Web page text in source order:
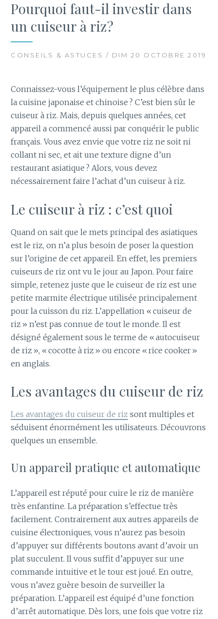
Pourquoi faut-il investir dans
un cuiseur à riz ?
CONSEILS & ASTUCES / DIM 20 OCTOBRE 2019
Connaissez-vous l’équipement le plus célèbre dans
la cuisine japonaise et chinoise ? C’est bien sûr le
cuiseur à riz. Mais, depuis quelques années, cet
appareil a commencé aussi par conquérir le public
français. Vous avez envie que votre riz ne soit ni
collant ni sec, et ait une texture digne d’un
restaurant asiatique ? Alors, vous devez
nécessairement faire l’achat d’un cuiseur à riz.
Le cuiseur à riz : c’est quoi
Quand on sait que le mets principal des asiatiques
est le riz, on n’a plus besoin de poser la question
sur l’origine de cet appareil. En effet, les premiers
cuiseurs de riz ont vu le jour au Japon. Pour faire
simple, retenez juste que le cuiseur de riz est une
petite marmite électrique utilisée principalement
pour la cuisson du riz. L’appellation « cuiseur de
riz » n’est pas connue de tout le monde. Il est
désigné également sous le terme de « autocuiseur
de riz », « cocotte à riz » ou encore « rice cooker »
en anglais.
Les avantages du cuiseur de riz
Les avantages du cuiseur de riz sont multiples et
séduisent énormément les utilisateurs. Découvrons
quelques un ensemble.
Un appareil pratique et automatique
L’appareil est réputé pour cuire le riz de manière
très enfantine. La préparation s’effectue très
facilement. Contrairement aux autres appareils de
cuisine électroniques, vous n’aurez pas besoin
d’appuyer sur différents boutons avant d’avoir un
plat succulent. Il vous suffit d’appuyer sur une
commande intuitive et le tour est joué. En outre,
vous n’avez guère besoin de surveiller la
préparation. L’appareil est équipé d’une fonction
d’arrêt automatique. Dès lors, une fois que votre riz